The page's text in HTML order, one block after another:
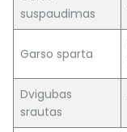
suspaudimas
Garso sparta
Dvigubas
srautas